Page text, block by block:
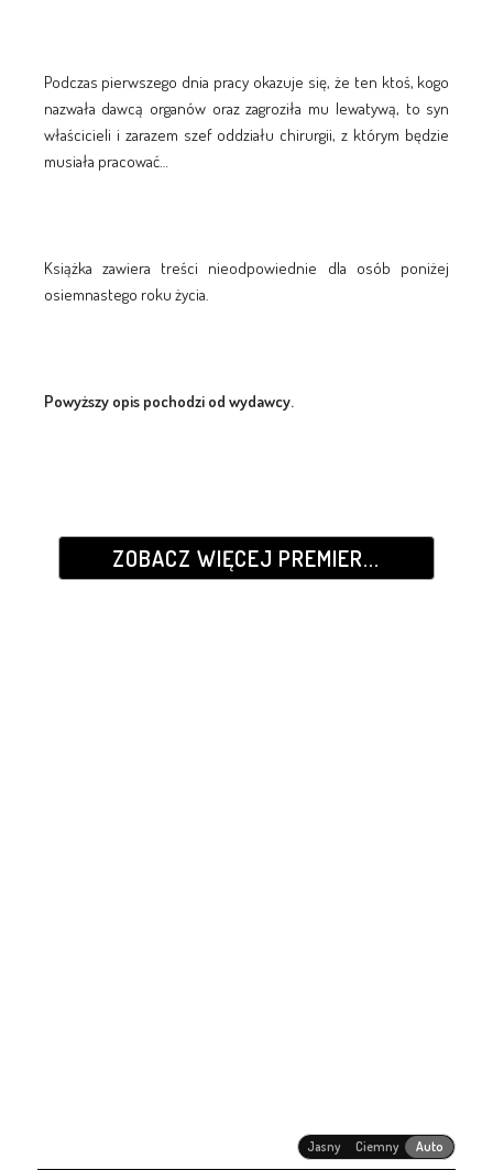
Podczas pierwszego dnia pracy okazuje się, że ten ktoś, kogo
nazwała dawcą organów oraz zagroziła mu lewatywą, to syn
właścicieli i zarazem szef oddziału chirurgii, z którym będzie
musiała pracować…
Książka zawiera treści nieodpowiednie dla osób poniżej
osiemnastego roku życia.
Powyższy opis pochodzi od wydawcy.
ZOBACZ WIĘCEJ PREMIER...
Jasny Ciemny Auto